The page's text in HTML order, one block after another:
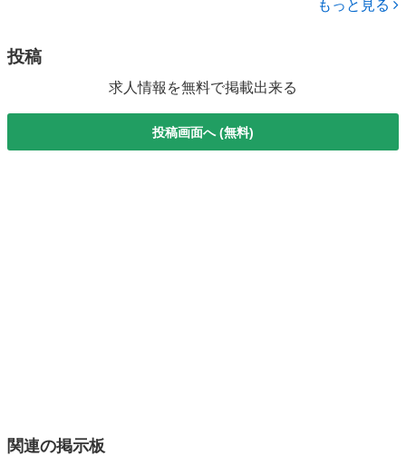
もっと見る
投稿
求人情報を無料で掲載出来る
投稿画面へ (無料)
関連の掲示板